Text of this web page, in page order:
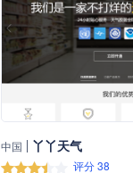
中国 丫丫天气
评分 38